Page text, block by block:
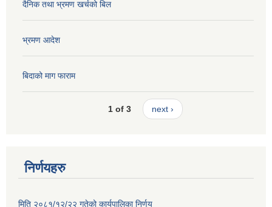
दैनिक तथा भ्रमण खर्चको बिल
भ्रमण आदेश
बिदाको माग फाराम
1 of 3 next ›
निर्णयहरु
मिति २०८१/१२/२२ गतेको कार्यपालिका निर्णय